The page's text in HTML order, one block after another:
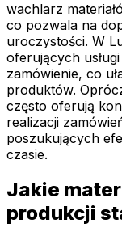
wachlarz
co pozwala na
uroczystości. W
oferujących
zamówienie, co
produktów.
często oferują
realizacji
poszukujących
czasie.
Jakie
produkcji